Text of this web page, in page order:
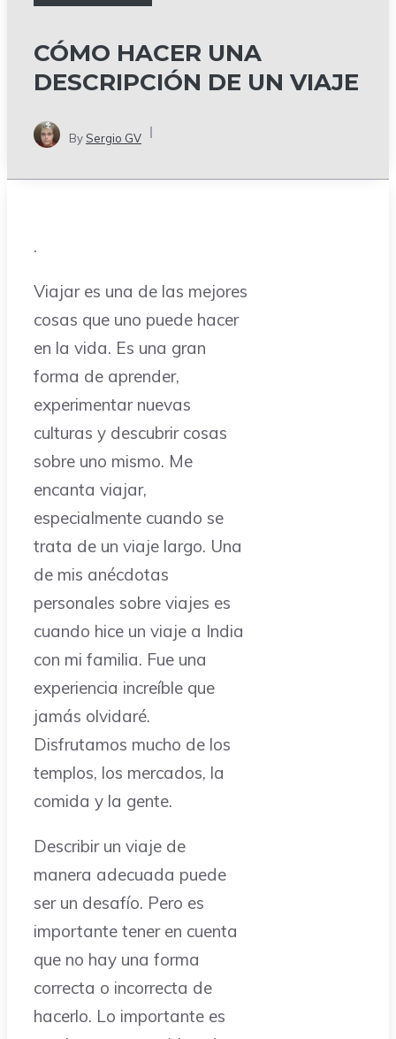
CÓMO HACER UNA
DESCRIPCIÓN DE UN VIAJE
By Sergio GV
.
Viajar es una de las mejores
cosas que uno puede hacer
en la vida. Es una gran
forma de aprender,
experimentar nuevas
culturas y descubrir cosas
sobre uno mismo. Me
encanta viajar,
especialmente cuando se
trata de un viaje largo. Una
de mis anécdotas
personales sobre viajes es
cuando hice un viaje a India
con mi familia. Fue una
experiencia increíble que
jamás olvidaré.
Disfrutamos mucho de los
templos, los mercados, la
comida y la gente.
Describir un viaje de
manera adecuada puede
ser un desafío. Pero es
importante tener en cuenta
que no hay una forma
correcta o incorrecta de
hacerlo. Lo importante es